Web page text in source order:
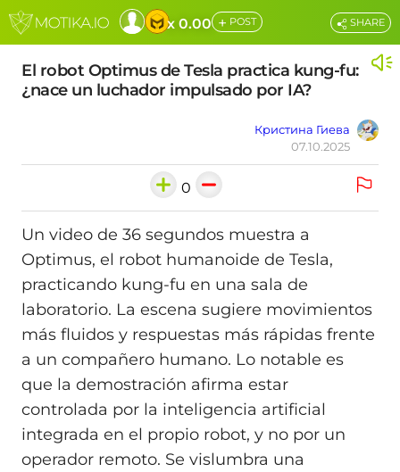
x 0.00 + POST
El robot Optimus de Tesla practica kung-fu:
¿nace un luchador impulsado por IA?
Кристина Гиева
07.10.2025
SHARE
0
Un video de 36 segundos muestra a
Optimus, el robot humanoide de Tesla,
practicando kung-fu en una sala de
laboratorio. La escena sugiere movimientos
más fluidos y respuestas más rápidas frente
a un compañero humano. Lo notable es
que la demostración afirma estar
controlada por la inteligencia artificial
integrada en el propio robot, y no por un
operador remoto. Se vislumbra una